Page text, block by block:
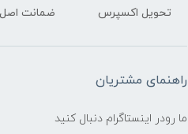
تحویل اکسپرس ضمانت
راهنمای مشتریان
ما رودر اینستاگرام دنبال کنید